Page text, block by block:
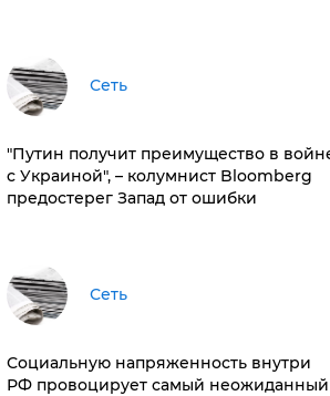
Сеть
"Путин получит преимущество в
с Украиной", – колумнист Bloomberg
предостерег Запад от ошибки
Сеть
Социальную напряженность внутри
РФ провоцирует самый неожиданный